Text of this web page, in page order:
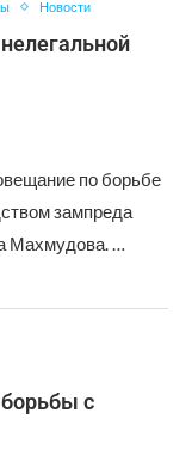
Новости
по борьбе
зампреда
Махмудова. …
с